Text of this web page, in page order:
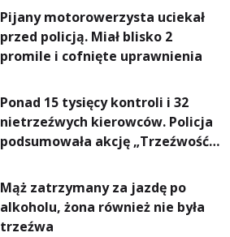
rachunki za energię, lepszy
komfort życia i... czystsze
powietrze
Pijany motorowerzysta uciekał
przed policją. Miał blisko 2
promile i cofnięte uprawnienia
Ponad 15 tysięcy kontroli i 32
nietrzeźwych kierowców. Policja
podsumowała akcję „Trzeźwość”
Mąż zatrzymany za jazdę po
alkoholu, żona również nie była
trzeźwa